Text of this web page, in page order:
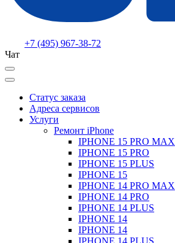
+7 (495) 967-38-72
Чат
Статус заказа
Адреса сервисов
Услуги
Ремонт iPhone
IPHONE 15 PRO MAX
IPHONE 15 PRO
IPHONE 15 PLUS
IPHONE 15
IPHONE 14 PRO MAX
IPHONE 14 PRO
IPHONE 14 PLUS
IPHONE 14
IPHONE 14
IPHONE 14 PLUS